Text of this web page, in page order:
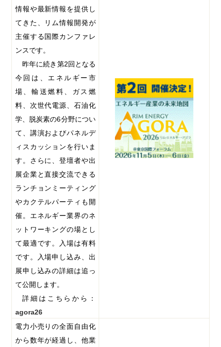
情報や最新情報を提供し
てきた、リム情報開発が
主催する国際カンファレ
ンスです。
昨年に続き第2回となる
今回は、エネルギー市
場、輸送燃料、ガス燃
料、次世代電源、石油化
学、脱炭素の6分野につい
て、講演およびパネルデ
ィスカッションを行いま
す。さらに、登壇者や出
展企業と直接交流できる
ランチョンミーティング
やカクテルパーティも開
催。エネルギー業界のネ
ットワーキングの場とし
て最適です。入場は有料
です。入場申し込み、出
展申し込みの詳細は追っ
て公開します。
詳細はこちらから：
agora26
電力小売りの全面自由化
から数年が経過し、他業